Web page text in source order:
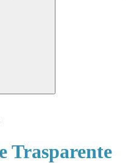
Trasparente